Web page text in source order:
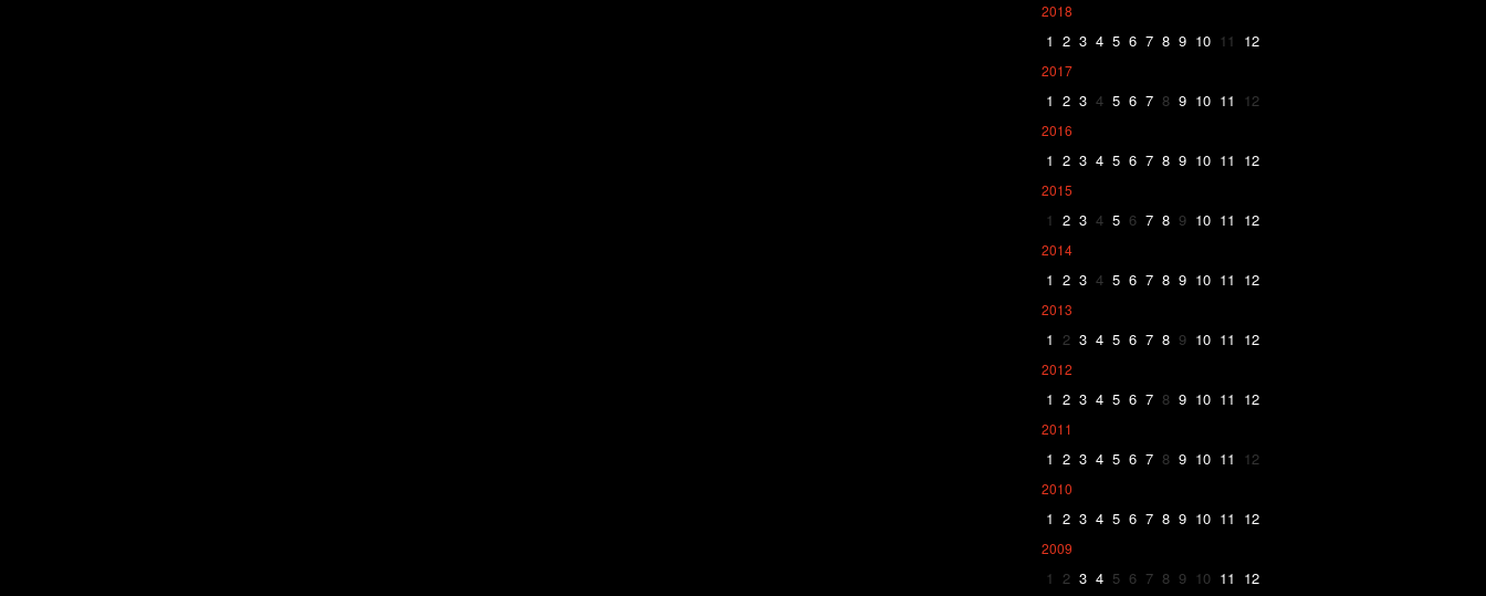
2018
1 2 3 4 5 6 7 8 9 10 11 12
2017
1 2 3 4 5 6 7 8 9 10 11 12
2016
1 2 3 4 5 6 7 8 9 10 11 12
2015
1 2 3 4 5 6 7 8 9 10 11 12
2014
1 2 3 4 5 6 7 8 9 10 11 12
2013
1 2 3 4 5 6 7 8 9 10 11 12
2012
1 2 3 4 5 6 7 8 9 10 11 12
2011
1 2 3 4 5 6 7 8 9 10 11 12
2010
1 2 3 4 5 6 7 8 9 10 11 12
2009
1 2 3 4 5 6 7 8 9 10 11 12